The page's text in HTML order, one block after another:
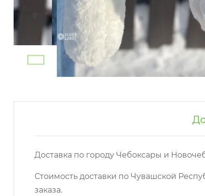
Доставка по городу Чебоксары и
Стоимость доставки по Чувашской
заказа.